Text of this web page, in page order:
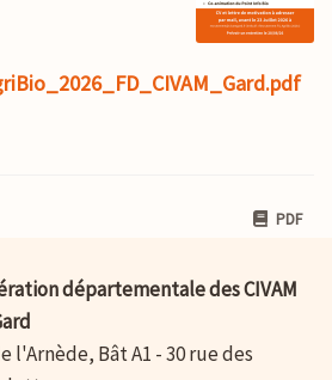
PDF
départementale des CIVAM
l'Arnède, Bât A1 - 30 rue des